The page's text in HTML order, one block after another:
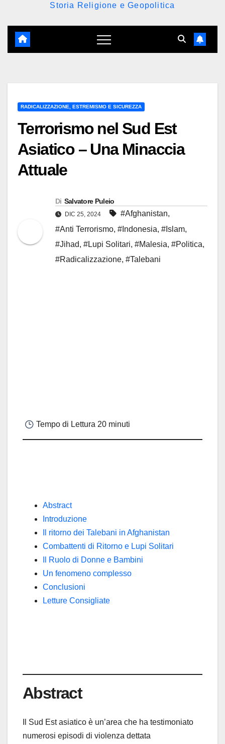
Storia Religione e Geopolitica
RADICALIZZAZIONE, ESTREMISMO E SICUREZZA
Terrorismo nel Sud Est
Asiatico – Una Minaccia
Attuale
Di Salvatore Puleio
DIC 25, 2024 #Afghanistan,
#Anti Terrorismo, #Indonesia, #Islam,
#Jihad, #Lupi Solitari, #Malesia, #Politica,
#Radicalizzazione, #Talebani
Tempo di Lettura 20 minuti
Abstract
Introduzione
Il ritorno dei Talebani in Afghanistan
Combattenti di Ritorno e Lupi Solitari
Il Ruolo di Donne e Bambini
Un fenomeno complesso
Conclusioni
Letture Consigliate
Abstract
Il Sud Est asiatico è un’area che ha testimoniato
numerosi episodi di violenza dettata